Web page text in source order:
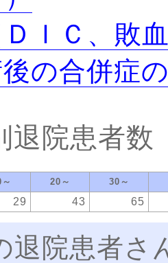
ＩＣ、敗
の合併症
退院患者数
20～ 30～
29 43 65
退院患者さ